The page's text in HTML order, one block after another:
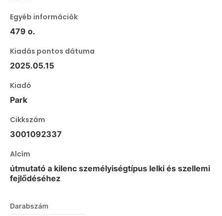
Egyéb információk
479 o.
Kiadás pontos dátuma
2025.05.15
Kiadó
Park
Cikkszám
3001092337
Alcím
útmutató a kilenc személyiségtípus lelki és szellemi
fejlődéséhez
Darabszám